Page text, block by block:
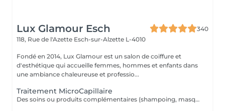
Lux Glamour Esch
340
118, Rue de l'Azette Esch-sur-Alzette L-4010
Fondé en 2014, Lux Glamour est un salon de coiffure et
d'esthétique qui accueille femmes, hommes et enfants dans
une ambiance chaleureuse et professio...
Traitement MicroCapillaire
Des soins ou produits complémentaires (shampoing, masques, hydratations profondes, fixateurs, etc.) peuvent être suggérés lors de votre venue, selon l'état de vos cheveux et vos objectifs beauté. Ces compléments ne figurent pas dans la réservation en ligne. Ces options peuvent entraîner un coût supplémentaire, toujours communiqué clairement avant toute application.